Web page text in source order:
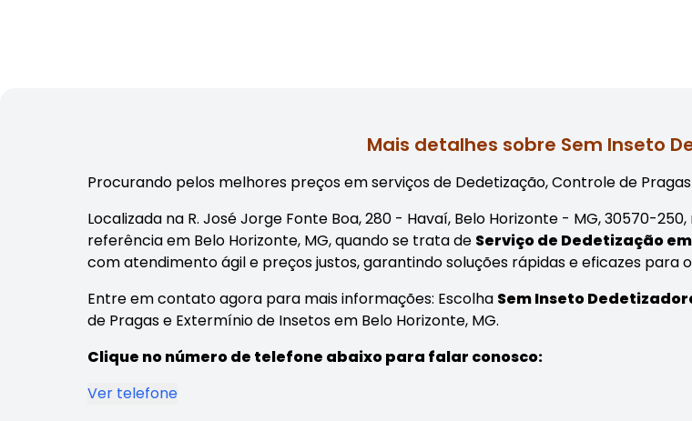
Mais detalhes sobre Sem Inseto
Procurando pelos melhores preços em serviços de Dedetização, Controle de
Localizada na R. José Jorge Fonte Boa, 280 - Havaí, Belo Horizonte - MG, 30570-
referência em Belo Horizonte, MG, quando se trata de Serviço de Dedetização
com atendimento ágil e preços justos, garantindo soluções rápidas e eficazes para
Entre em contato agora para mais informações: Escolha Sem Inseto
de Pragas e Extermínio de Insetos em Belo Horizonte, MG.
Clique no número de telefone abaixo para falar conosco:
Ver telefone